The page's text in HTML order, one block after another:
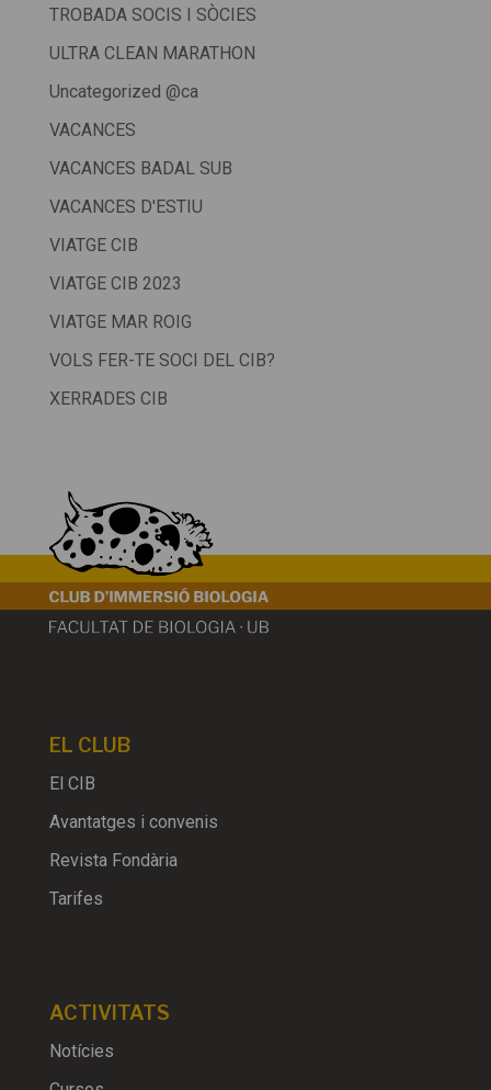
TROBADA SOCIS I SÒCIES
ULTRA CLEAN MARATHON
Uncategorized @ca
VACANCES
VACANCES BADAL SUB
VACANCES D'ESTIU
VIATGE CIB
VIATGE CIB 2023
VIATGE MAR ROIG
VOLS FER-TE SOCI DEL CIB?
XERRADES CIB
EL CLUB
El CIB
Avantatges i convenis
Revista Fondària
Tarifes
ACTIVITATS
Notícies